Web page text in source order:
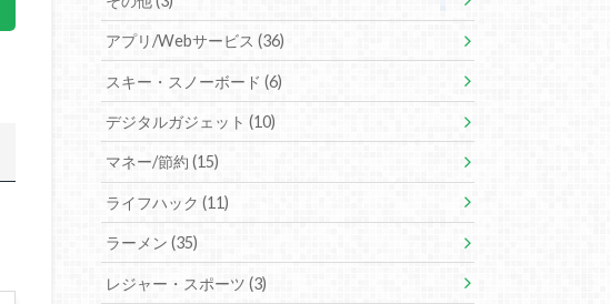
アプリ/Webサービス(36)
スキー・スノーボード(6)
デジタルガジェット(10)
マネー/節約(15)
ライフハック(11)
ラーメン(35)
レジャー・スポーツ(3)